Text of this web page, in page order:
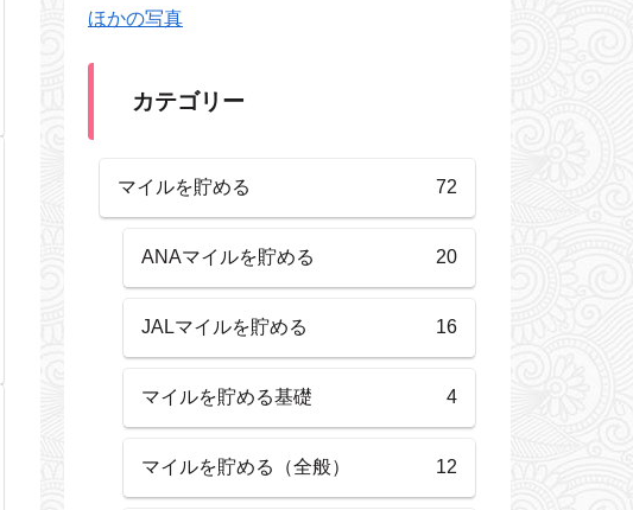
ほかの写真
カテゴリー
マイルを貯める 72
ANAマイルを貯める 20
JALマイルを貯める 16
マイルを貯める基礎 4
マイルを貯める（全般） 12